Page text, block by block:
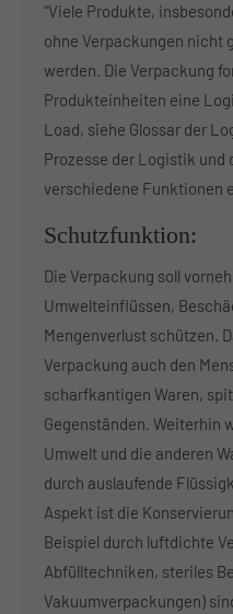
“Viele Produkte,
ohne Verpackungen nicht
werden. Die Verpackung
Produkteinheiten eine
Load, siehe Glossar der
Prozesse der Logistik und
verschiedene Funktionen
Schutzfunktion:
Die Verpackung soll
Umwelteinflüssen,
Mengenverlust schützen.
Verpackung auch den
scharfkantigen Waren,
Gegenständen. Weiterhin
Umwelt und die anderen
durch auslaufende
Aspekt ist die
Beispiel durch luftdichte
Abfülltechniken, steriles
Vakuumverpackungen)